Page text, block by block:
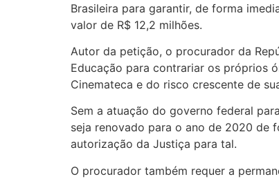
Brasileira para garantir, de forma
valor de R$ 12,2 milhões.
Autor da petição, o procurador da
Educação para contrariar os próprios
Cinemateca e do risco crescente de
Sem a atuação do governo federal
seja renovado para o ano de 2020 de
autorização da Justiça para tal.
O procurador também requer a